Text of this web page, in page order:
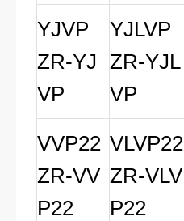
YJVP
ZR-YJ
VP
YJLVP
ZR-YJL
VP
VVP22
ZR-VV
P22
VLVP22
ZR-VLV
P22